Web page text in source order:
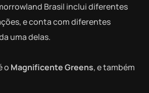
Brasil inclui diferentes
e conta com diferentes
uma delas.
o Magnificente Greens, e também